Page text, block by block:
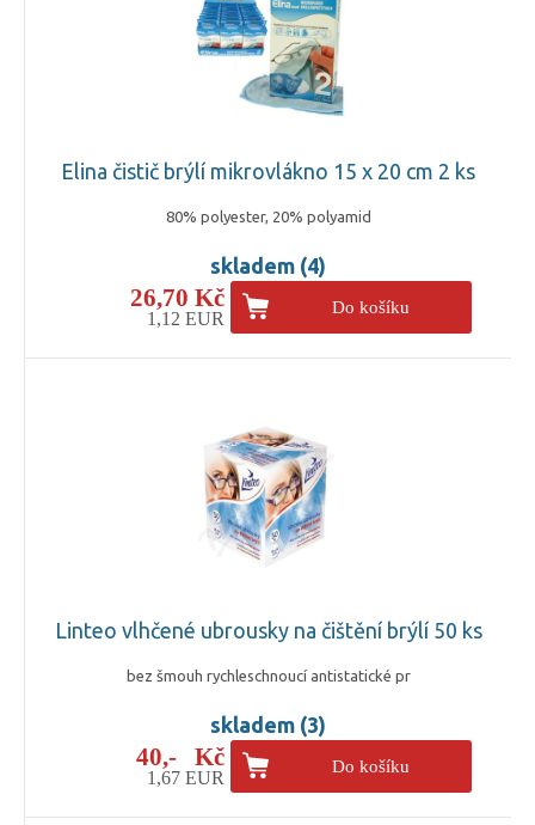
Elina čistič brýlí mikrovlákno 15 x 20 cm 2 ks
80% polyester, 20% polyamid
skladem (4)
26,70 Kč
1,12 EUR
Do košíku
Linteo vlhčené ubrousky na čištění brýlí 50 ks
bez šmouh rychleschnoucí antistatické pr
skladem (3)
40,- Kč
1,67 EUR
Do košíku